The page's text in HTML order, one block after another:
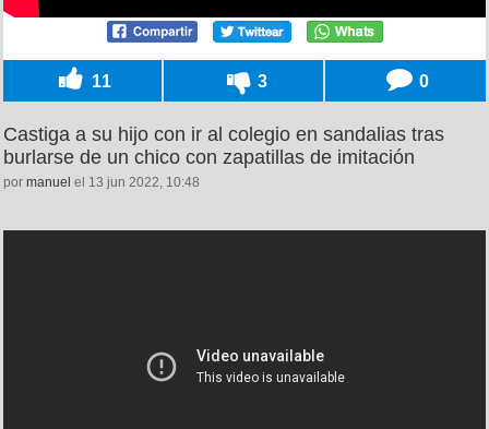
11 3 0
Castiga a su hijo con ir al colegio en sandalias tras
burlarse de un chico con zapatillas de imitación
por manuel el 13 jun 2022, 10:48